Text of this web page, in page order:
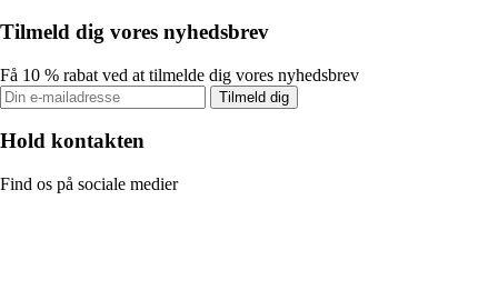
Tilmeld dig vores nyhedsbrev
Få 10 % rabat ved at tilmelde dig vores nyhedsbrev
Tilmeld dig
Hold kontakten
Find os på sociale medier